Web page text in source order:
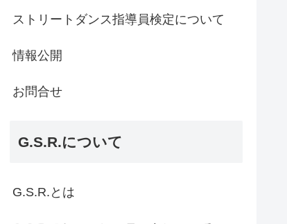
ストリートダンス指導員検定について
情報公開
お問合せ
G.S.R.について
G.S.R.とは